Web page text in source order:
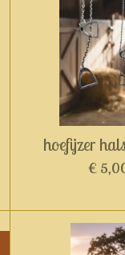
hoefijzer
€